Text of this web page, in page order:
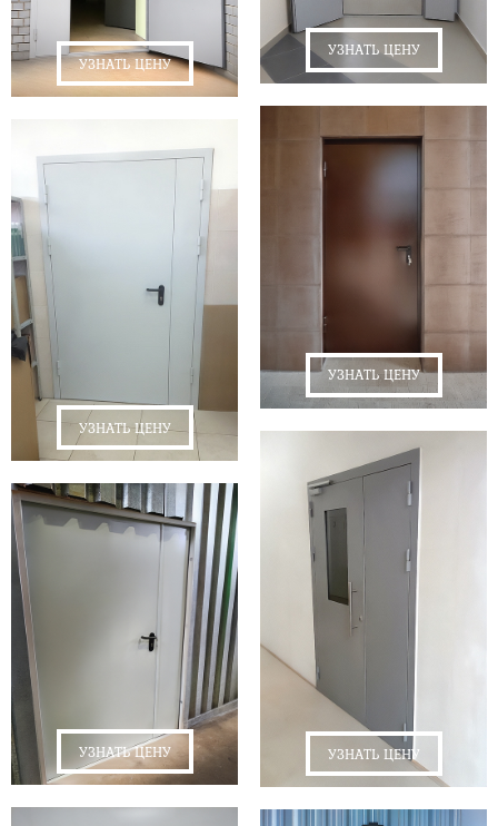
УЗНАТЬ ЦЕНУ
УЗНАТЬ ЦЕНУ
УЗНАТЬ ЦЕНУ
УЗНАТЬ ЦЕНУ
УЗНАТЬ ЦЕНУ
УЗНАТЬ ЦЕНУ